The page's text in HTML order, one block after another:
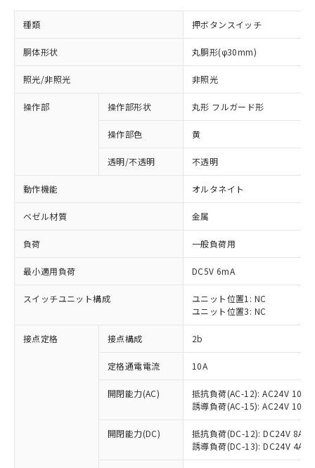
種類 押ボタンスイッチ
胴体形状 丸胴形(φ30mm)
照光/非照光 非照光
操作部 操作部形状 丸形 フルガード形
操作部色 黄
透明/不透明 不透明
動作機能 オルタネイト
ベゼル材質 金属
負荷 一般負荷用
最小適用負荷 DC5V 6mA
スイッチユニット構成
ユニット位置1: NC
ユニット位置3: NC
接点定格 接点構成 2b
定格通電電流 10A
開閉能力(AC)
抵抗負荷(AC-12): AC24V 10A/
誘導負荷(AC-15): AC24V
開閉能力(DC)
抵抗負荷(DC-12): DC24V 8A/
誘導負荷(DC-13): DC24V 4A/
※1 対応状況
対応済み：EU RoHS指令（10物質）の
非含有に対応した製品が提供可能な商品で
対応予定：EU RoHS指令（10物質）の非含
有に対応した製品に切り替える予定のある